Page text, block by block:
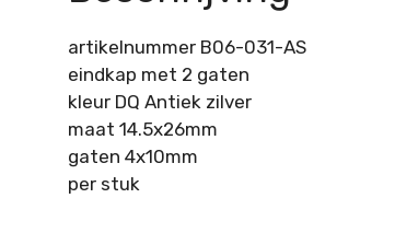
artikelnummer B06-031-AS
eindkap met 2 gaten
kleur DQ Antiek zilver
maat 14.5x26mm
gaten 4x10mm
per stuk